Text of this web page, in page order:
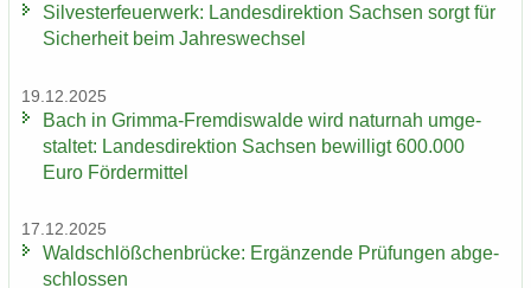
Sil­ves­ter­feu­er­werk: Lan­des­di­rek­ti­on Sach­sen sorgt für
Si­cher­heit beim Jah­res­wech­sel
19.12.2025
Bach in Grimma-​Fremdiswalde wird na­tur­nah um­ge­
stal­tet: Lan­des­di­rek­ti­on Sach­sen be­wil­ligt 600.000
Euro För­der­mit­tel
17.12.2025
Wald­schlöß­chen­brü­cke: Er­gän­zen­de Prü­fun­gen ab­ge­
schlos­sen